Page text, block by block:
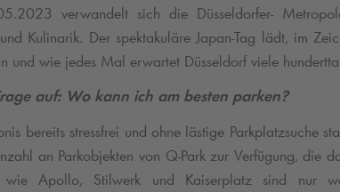
verwandelt sich die Düsseldorfer-
Kulinarik. Der spektakuläre Japan-Tag lädt, im
und wie jedes Mal erwartet Düsseldorf viele
auf: Wo kann ich am besten parken?
bereits stressfrei und ohne lästige Parkplatzsuche
an Parkobjekten von Q-Parkzur Verfügung, die
wie Apollo, Stilwerk und Kaiserplatz sind nur